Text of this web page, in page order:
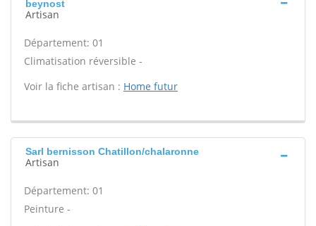
beynost
Artisan
Département: 01
Climatisation réversible -
Voir la fiche artisan : Home futur
Sarl bernisson Chatillon/chalaronne
Artisan
Département: 01
Peinture -